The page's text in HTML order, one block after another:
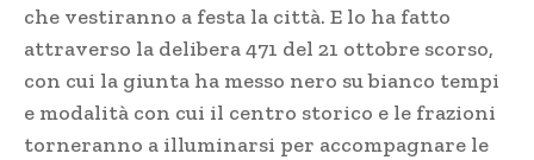
che vestiranno a festa la città. E lo ha fatto
attraverso la delibera 471 del 21 ottobre scorso,
con cui la giunta ha messo nero su bianco tempi
e modalità con cui il centro storico e le frazioni
torneranno a illuminarsi per accompagnare le